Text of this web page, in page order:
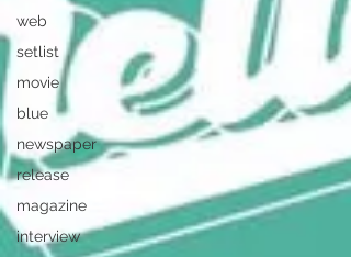
web
setlist
movie
blue
newspaper
release
magazine
interview